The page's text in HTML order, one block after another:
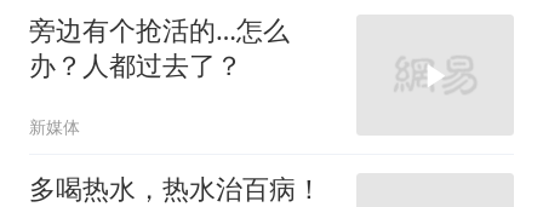
旁边有个抢活的…怎么
办？人都过去了？
新媒体
多喝热水，热水治百病！